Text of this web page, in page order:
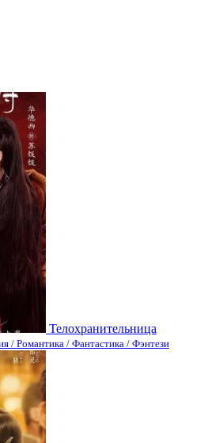
Телохранительница
/ Романтика / Фантастика / Фэнтези